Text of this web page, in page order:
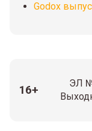
Godox
16+
ЭЛ